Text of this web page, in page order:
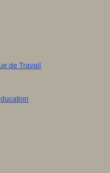
de Travail